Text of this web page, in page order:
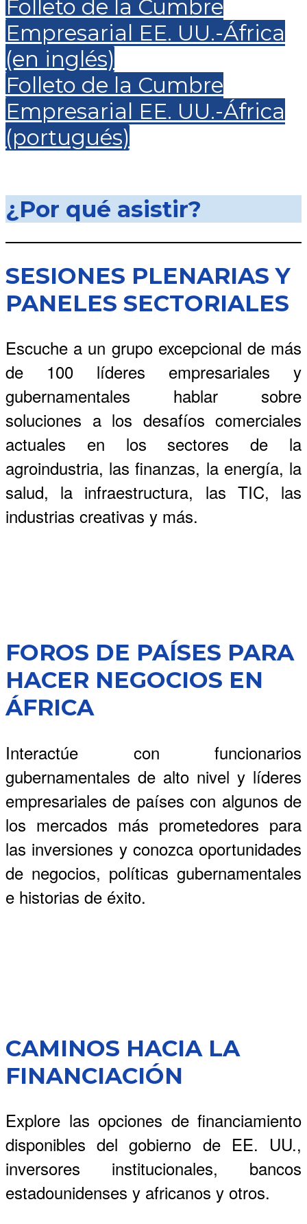
Folleto de la Cumbre
Empresarial EE. UU.-África
(en inglés)
Folleto de la Cumbre
Empresarial EE. UU.-África
(portugués)
¿Por qué asistir?
SESIONES PLENARIAS Y
PANELES SECTORIALES
Escuche a un grupo excepcional de más
de 100 líderes empresariales y
gubernamentales hablar sobre
soluciones a los desafíos comerciales
actuales en los sectores de la
agroindustria, las finanzas, la energía, la
salud, la infraestructura, las TIC, las
industrias creativas y más.
FOROS DE PAÍSES PARA
HACER NEGOCIOS EN
ÁFRICA
Interactúe con funcionarios
gubernamentales de alto nivel y líderes
empresariales de países con algunos de
los mercados más prometedores para
las inversiones y conozca oportunidades
de negocios, políticas gubernamentales
e historias de éxito.
CAMINOS HACIA LA
FINANCIACIÓN
Explore las opciones de financiamiento
disponibles del gobierno de EE. UU.,
inversores institucionales, bancos
estadounidenses y africanos y otros.